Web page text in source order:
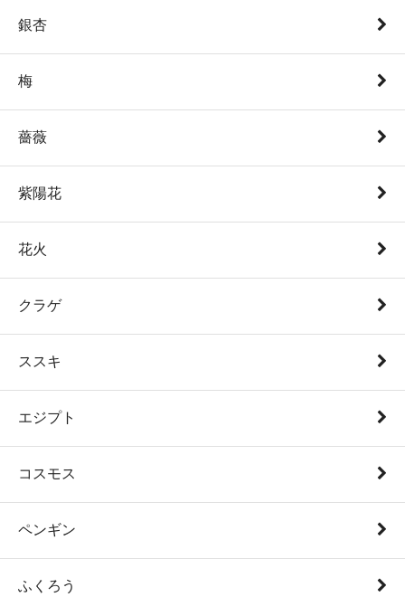
銀杏
梅
薔薇
紫陽花
花火
クラゲ
ススキ
エジプト
コスモス
ペンギン
ふくろう